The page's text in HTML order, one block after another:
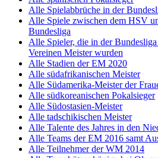
Alle Spielabbrüche in der
Alle Spiele zwischen dem HSV
Bundesliga
Alle Spieler, die in der
Vereinen Meister wurden
Alle Stadien der EM 2020
Alle südafrikanischen Meister
Alle Südamerika-Meister der
Alle südkoreanischen Pokalsieger
Alle Südostasien-Meister
Alle tadschikischen Meister
Alle Talente des Jahres in den
Alle Teams der EM 2016 samt
Alle Teilnehmer der WM 2014